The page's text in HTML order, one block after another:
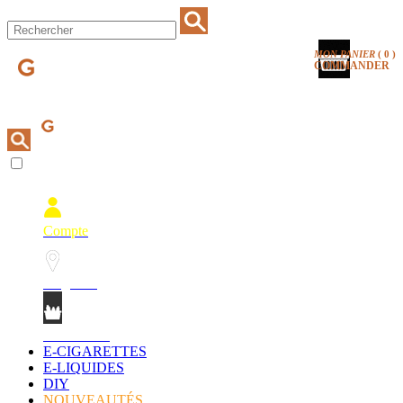
MON PANIER ( 0 )
COMMANDER
Compte
E-CIGARETTES
E-LIQUIDES
DIY
NOUVEAUTÉS